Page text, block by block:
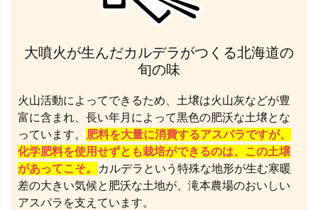
大噴火が生んだカルデラがつくる北海道の
旬の味
火山活動によってできるため、土壌は火山灰などが豊
富に含まれ、長い年月によって黒色の肥沃な土壌とな
っています。
肥料を大量に消費するアスパラですが、
化学肥料を使用せずとも栽培ができるのは、この土壌
があってこそ。
カルデラという特殊な地形が生む寒暖
差の大きい気候と肥沃な土地が、滝本農場のおいしい
アスパラを支えています。